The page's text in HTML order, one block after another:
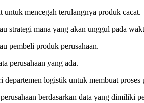
mencegah terulangnya produk cacat.
strategi mana yang akan unggul pada
pembeli produk perusahaan.
perusahaan yang ada.
departemen logistik untuk membuat
berdasarkan data yang dimiliki